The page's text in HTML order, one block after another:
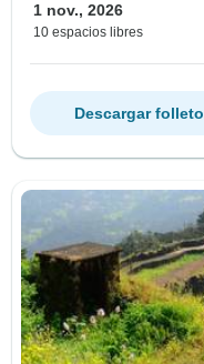
1 nov., 2026
10 espacios libres
Descargar folleto